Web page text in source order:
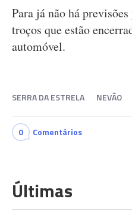
Para já não há
troços que estão
automóvel.
SERRA DA ESTRELA NEVÃO
0 Comentários
Últimas